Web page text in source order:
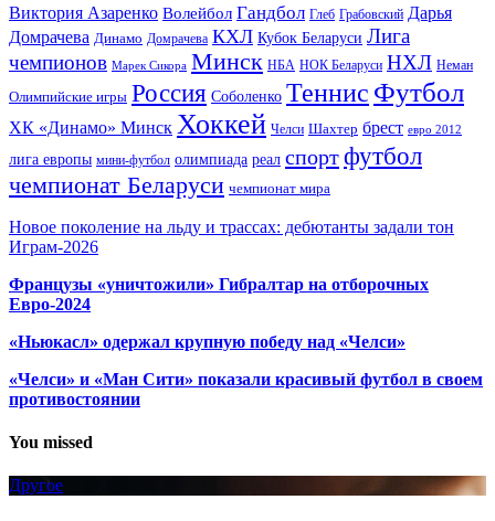
Виктория Азаренко Волейбол Гандбол Глеб Грабовский Дарья
Домрачева Динамо Домрачева КХЛ Кубок Беларуси Лига
чемпионов Марек Сикора Минск НБА НОК Беларуси НХЛ Неман
Олимпийские игры Россия Соболенко Теннис Футбол
ХК «Динамо» Минск Хоккей Челси Шахтер брест евро 2012
лига европы мини-футбол олимпиада реал спортфутбол
чемпионат Беларуси чемпионат мира
Новое поколение на льду и трассах: дебютанты задали тон
Играм-2026
Французы «уничтожили» Гибралтар на отборочных
Евро-2024
«Ньюкасл» одержал крупную победу над «Челси»
«Челси» и «Ман Сити» показали красивый футбол в своем
противостоянии
You missed
Другое